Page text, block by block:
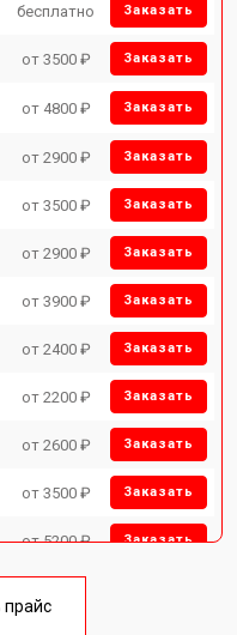
бесплатно Заказать
от 3500 ₽ Заказать
от 4800 ₽ Заказать
от 2900 ₽ Заказать
от 3500 ₽ Заказать
от 2900 ₽ Заказать
от 3900 ₽ Заказать
от 2400 ₽ Заказать
от 2200 ₽ Заказать
от 2600 ₽ Заказать
от 3500 ₽ Заказать
от 5200 ₽ Заказать
прайс